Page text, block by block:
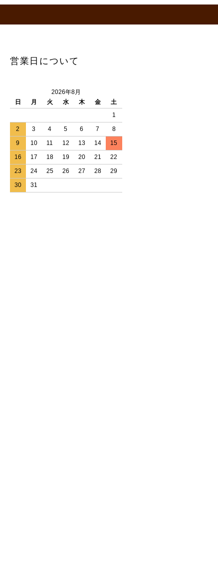
営業日について
2026年8月
日
月 火 水 木 金
土
1
2
3 4 5 6 7
8
9
10 11 12 13 14
15
16
17 18 19 20 21
22
23
24 25 26 27 28
29
30
31